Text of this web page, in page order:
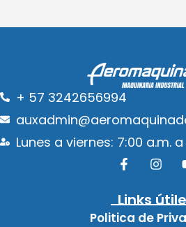
+ 57 3242656994
Lunes a viernes: 7:00 a.m.
Links
Politica de